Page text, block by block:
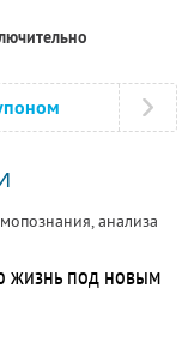
анализа
жизнь под новым